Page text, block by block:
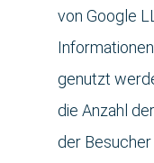
von Google
genutzt
die Anzahl
der